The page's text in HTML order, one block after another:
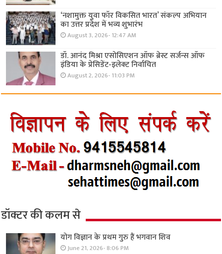
‘नशामुक्त युवा फॉर विकसित भारत’ संकल्प अभियान
का उत्तर प्रदेश में भव्य शुभारंभ
August 3, 2026- 12:47 AM
डॉ. आनंद मिश्रा एसोसिएशन ऑफ ब्रेस्ट सर्जन्स ऑफ
इंडिया के प्रेसिडेंट-इलेक्ट निर्वाचित
August 2, 2026- 11:03 PM
डॉक्टर की कलम से
योग विज्ञान के प्रथम गुरु हैं भगवान शिव
June 21, 2026- 8:06 PM